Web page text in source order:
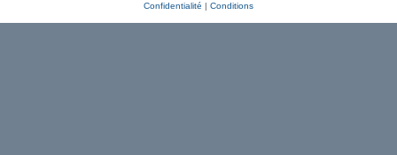
Confidentialité | Conditions